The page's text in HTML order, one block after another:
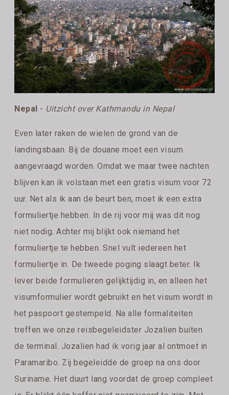
Nepal - Uitzicht over Kathmandu in Nepal
Even later raken de wielen de grond van de
landingsbaan. Bij de douane moet een visum
aangevraagd worden. Omdat we maar twee nachten
blijven kan ik volstaan met een gratis visum voor 72
uur. Net als ik aan de beurt ben, moet ik een extra
formuliertje hebben. In de rij voor mij was dit nog
niet nodig. Achter mij blijkt ook niemand het
formuliertje te hebben. Snel vult iedereen het
formuliertje in. De tweede poging slaagt beter. Ik
lever beide formulieren gelijktijdig in, en alleen het
visumformulier wordt gebruikt en het visum wordt in
het paspoort gestempeld. Na alle formaliteiten
treffen we onze reisbegeleidster Jozalien buiten
de terminal. Jozalien had ik vorig jaar al ontmoet in
Paramaribo. Zij begeleidde de groep na ons door
Suriname. Het duurt lang voordat de groep compleet